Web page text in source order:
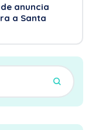
anuncia
a Santa